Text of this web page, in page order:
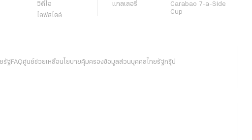
วิดีโอ
ไลฟ์สไตล์
แกลเลอรี่
Carabao 7-a-Side
Cup
รัฐFAQศูนย์ช่วยเหลือนโยบายคุ้มครองข้อมูลส่วนบุคคลไทยรัฐกรุ๊ป